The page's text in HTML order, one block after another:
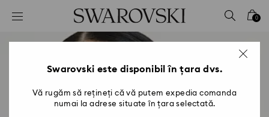
Accesskeys list
2 - Subsol
0
Swarovski este disponibil în țara dvs.
Vă rugăm să rețineți că vă putem expedia comanda
numai la adrese situate în țara selectată.